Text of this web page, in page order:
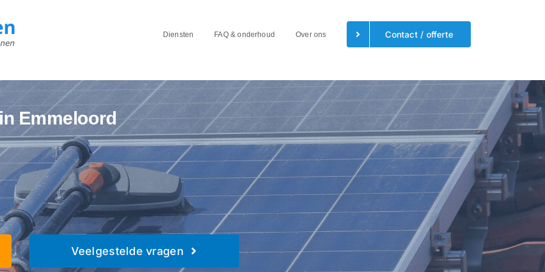
Diensten FAQ & onderhoud Over ons Contact / offerte
Emmeloord
Veelgestelde vragen